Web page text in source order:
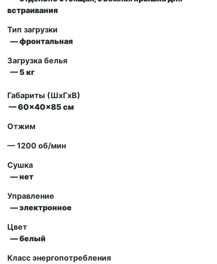
встраивания
Тип загрузки
— фронтальная
Загрузка белья
— 5 кг
Габариты (ШxГxВ)
— 60x40x85 см
Отжим
— 1200 об/мин
Сушка
— нет
Управление
— электронное
Цвет
— белый
Класс энергопотребления